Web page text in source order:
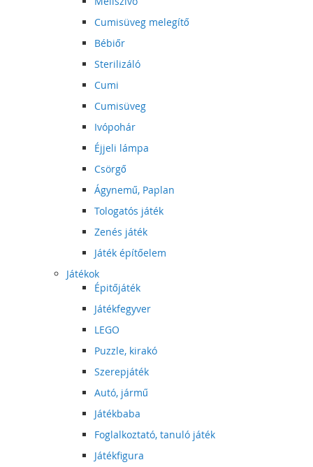
Cumisüveg melegítő
Bébiőr
Sterilizáló
Cumi
Cumisüveg
Ivópohár
Éjjeli lámpa
Csörgő
Ágynemű, Paplan
Tologatós játék
Zenés játék
Játék építőelem
Játékok
Épitőjáték
Játékfegyver
LEGO
Puzzle, kirakó
Szerepjáték
Autó, jármű
Játékbaba
Foglalkoztató, tanuló játék
Játékfigura